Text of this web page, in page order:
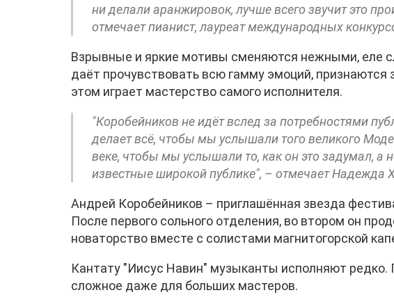
ни делали аранжировок, лучше всего звучит это
отмечает пианист, лауреат международных
Взрывные и яркие мотивы сменяются нежными, еле
даёт прочувствовать всю гамму эмоций,
этом играет мастерство самого исполнителя.
"Коробейников не идёт вслед за потребностями
делает всё, чтобы мы услышали того великого
веке, чтобы мы услышали то, как он это задумал, а
известные широкой публике", – отмечает Надежда
Андрей Коробейников – приглашённая звезда
После первого сольного отделения, во втором он
новаторство вместе с солистами магнитогорской
Кантату "Иисус Навин" музыканты исполняют редко.
сложное даже для больших мастеров.